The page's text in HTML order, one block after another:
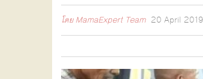
โดยMamaExpert Team 20 April 2019